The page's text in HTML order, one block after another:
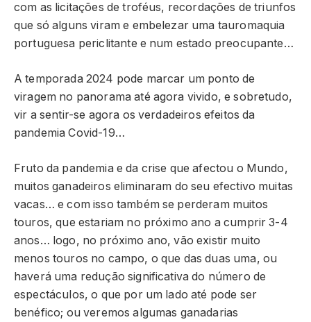
com as licitações de troféus, recordações de triunfos
que só alguns viram e embelezar uma tauromaquia
portuguesa periclitante e num estado preocupante…
A temporada 2024 pode marcar um ponto de
viragem no panorama até agora vivido, e sobretudo,
vir a sentir-se agora os verdadeiros efeitos da
pandemia Covid-19…
Fruto da pandemia e da crise que afectou o Mundo,
muitos ganadeiros eliminaram do seu efectivo muitas
vacas… e com isso também se perderam muitos
touros, que estariam no próximo ano a cumprir 3-4
anos… logo, no próximo ano, vão existir muito
menos touros no campo, o que das duas uma, ou
haverá uma redução significativa do número de
espectáculos, o que por um lado até pode ser
benéfico; ou veremos algumas ganadarias